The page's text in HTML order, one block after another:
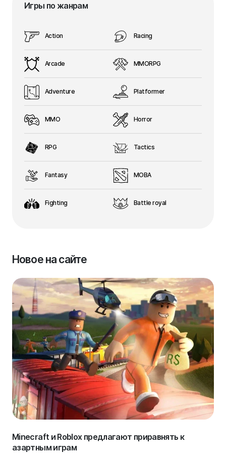
Игры по жанрам
Action
Arcade
Adventure
MMO
RPG
Fantasy
Fighting
Racing
MMORPG
Platformer
Horror
Tactics
MOBA
Battle royal
Новое на сайте
Minecraft и Roblox предлагают приравнять к
азартным играм